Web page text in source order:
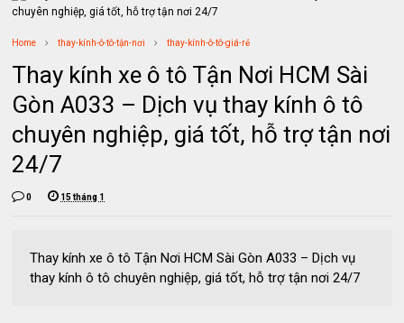
Home thay-kính-ô-tô-tận-nơi thay-kính-ô-tô-giá-rẻ
Thay kính xe ô tô Tận Nơi HCM Sài
Gòn A033 – Dịch vụ thay kính ô tô
chuyên nghiệp, giá tốt, hỗ trợ tận nơi
24/7
0 15 tháng 1
Thay kính xe ô tô Tận Nơi HCM Sài Gòn A033 – Dịch vụ
thay kính ô tô chuyên nghiệp, giá tốt, hỗ trợ tận nơi 24/7